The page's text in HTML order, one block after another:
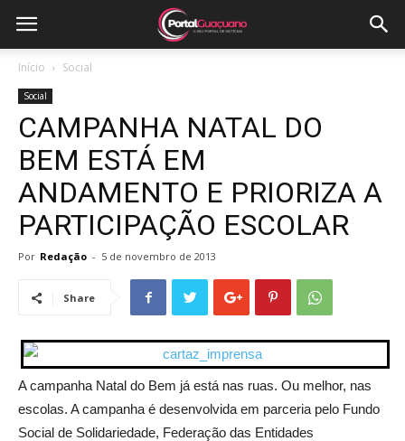
Início Social
Social
CAMPANHA NATAL DO
BEM ESTÁ EM
ANDAMENTO E PRIORIZA A
PARTICIPAÇÃO ESCOLAR
Por Redação - 5 de novembro de 2013
Share
A campanha Natal do Bem já está nas ruas. Ou melhor, nas
escolas. A campanha é desenvolvida em parceria pelo Fundo
Social de Solidariedade, Federação das Entidades